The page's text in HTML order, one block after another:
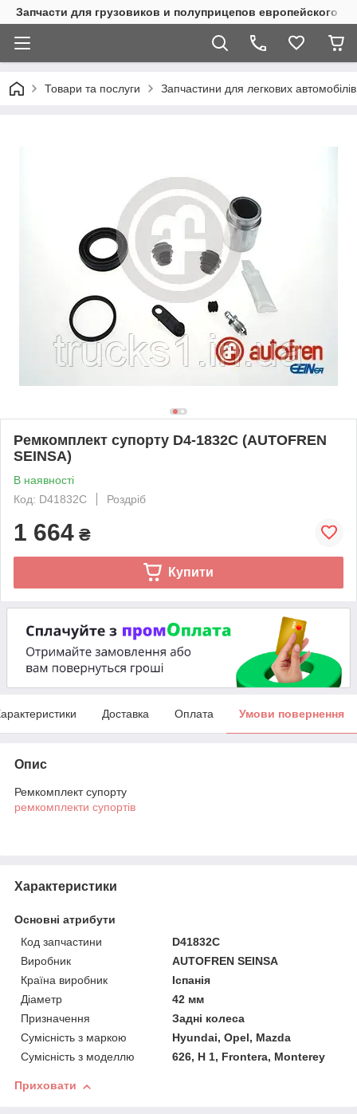
Запчасти для грузовиков и полуприцепов европейского
Товари та послуги Запчастини для легкових автомобілів
Ремкомплект супорту D4-1832C (AUTOFREN
SEINSA)
В наявності
Код: D41832C
Роздріб
1 664 ₴
Купити
Доставка Оплата Умови повернення
Опис
Ремкомплект супорту
ремкомплекти супортів
Характеристики
Основні атрибути
Код запчастини
D41832C
Виробник
AUTOFREN SEINSA
Країна виробник
Іспанія
Діаметр
42 мм
Призначення
Задні колеса
Сумісність з маркою
Hyundai, Opel, Mazda
Сумісність з моделлю
626, H 1, Frontera, Monterey
Приховати